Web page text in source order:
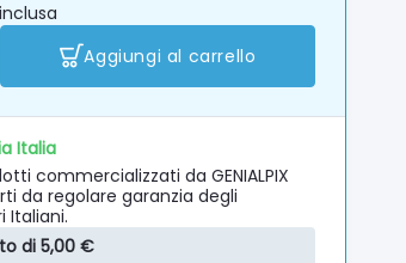
Aggiungi al carrello
Italia
commercializzati da GENIALPIX
da regolare garanzia degli
Italiani.
di 5,00 €